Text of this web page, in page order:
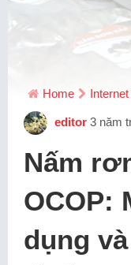
Home
editor 3 năm
Nấm
OCOP:
dụng